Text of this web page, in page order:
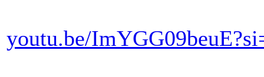
youtu.be/